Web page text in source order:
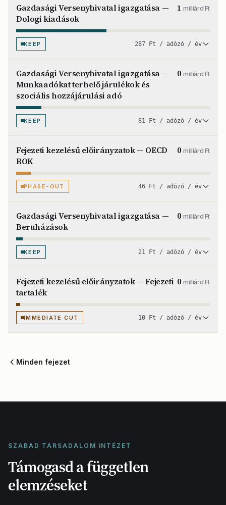
Gazdasági Versenyhivatal igazgatása —
Dologi kiadások
1milliárd Ft
KEEP 287 Ft / adózó / év
Gazdasági Versenyhivatal igazgatása —
Munkaadókat terhelő járulékok és
szociális hozzájárulási adó
0milliárd Ft
KEEP 81 Ft / adózó / év
Fejezeti kezelésű előirányzatok — OECD
ROK
0milliárd Ft
PHASE-OUT 46 Ft / adózó / év
Gazdasági Versenyhivatal igazgatása —
Beruházások
0milliárd Ft
KEEP 21 Ft / adózó / év
Fejezeti kezelésű előirányzatok — Fejezeti
tartalék
0milliárd Ft
IMMEDIATE CUT 10 Ft / adózó / év
Minden fejezet
SZABAD TÁRSADALOM INTÉZET
Támogasd a független
elemzéseket